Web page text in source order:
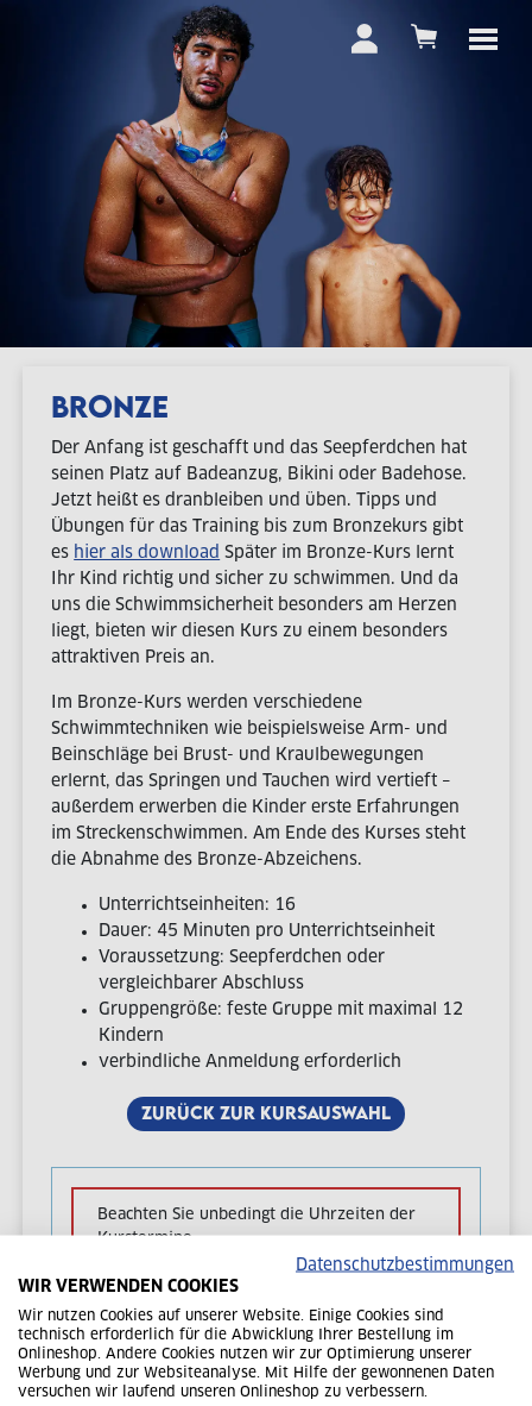
BRONZE
Der Anfang ist geschafft und das Seepferdchen hat
seinen Platz auf Badeanzug, Bikini oder Badehose.
Jetzt heißt es dranbleiben und üben. Tipps und
Übungen für das Training bis zum Bronzekurs gibt
es hier als download Später im Bronze-Kurs lernt
Ihr Kind richtig und sicher zu schwimmen. Und da
uns die Schwimmsicherheit besonders am Herzen
liegt, bieten wir diesen Kurs zu einem besonders
attraktiven Preis an.
Im Bronze-Kurs werden verschiedene
Schwimmtechniken wie beispielsweise Arm- und
Beinschläge bei Brust- und Kraulbewegungen
erlernt, das Springen und Tauchen wird vertieft –
außerdem erwerben die Kinder erste Erfahrungen
im Streckenschwimmen. Am Ende des Kurses steht
die Abnahme des Bronze-Abzeichens.
Unterrichtseinheiten: 16
Dauer: 45 Minuten pro Unterrichtseinheit
Voraussetzung: Seepferdchen oder
vergleichbarer Abschluss
Gruppengröße: feste Gruppe mit maximal 12
Kindern
verbindliche Anmeldung erforderlich
ZURÜCK ZUR KURSAUSWAHL
Beachten Sie unbedingt die Uhrzeiten der
Kurstermine.
IHRE KURSTERMINE
Datenschutzbestimmungen
WIR VERWENDEN COOKIES
Wir nutzen Cookies auf unserer Website. Einige Cookies sind
technisch erforderlich für die Abwicklung Ihrer Bestellung im
Onlineshop. Andere Cookies nutzen wir zur Optimierung unserer
Werbung und zur Websiteanalyse. Mit Hilfe der gewonnenen Daten
versuchen wir laufend unseren Onlineshop zu verbessern.